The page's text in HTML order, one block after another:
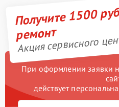
Получите 1500
ремонт
Акция сервисного
При оформлении заявки
действует